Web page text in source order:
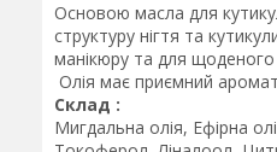
Основою масла для
структуру нігтя та
манікюру та для
Олія має приємний
Склад :
Мигдальна олія, Ефірна